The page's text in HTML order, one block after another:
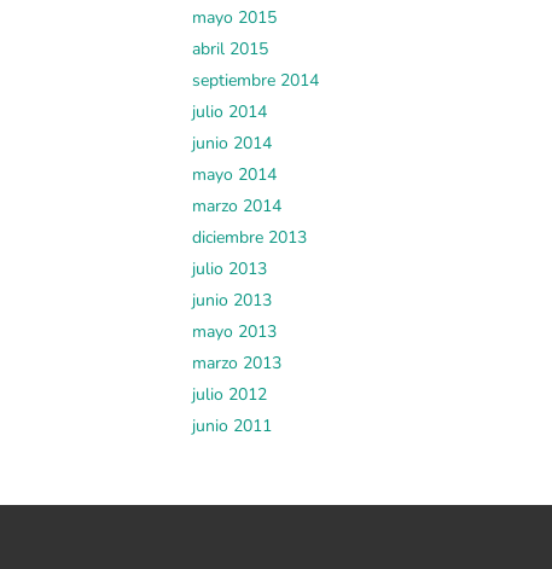
mayo 2015
abril 2015
septiembre 2014
julio 2014
junio 2014
mayo 2014
marzo 2014
diciembre 2013
julio 2013
junio 2013
mayo 2013
marzo 2013
julio 2012
junio 2011